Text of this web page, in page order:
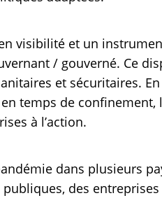
visibilité et un
/ gouverné. Ce
et sécuritaires.
temps de confinement,
à l’action.
dans plusieurs
des